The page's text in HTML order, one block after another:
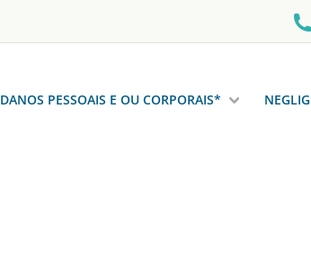
DANOS PESSOAIS E OU CORPORAIS*